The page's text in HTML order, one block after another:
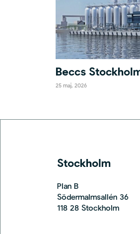
Beccs
25 maj, 2026
Stockholm
Plan B
Södermalmsallén 36
118 28 Stockholm